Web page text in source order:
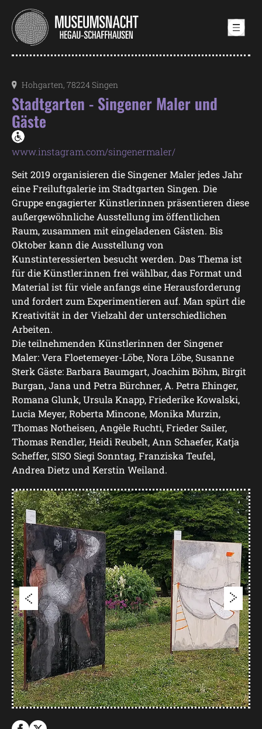
Samstag, 19. September 2026
Hohgarten, 78224 Singen
Stadtgarten - Singener Maler und
Gäste
www.instagram.com/singenermaler/
Seit 2019 organisieren die Singener Maler jedes Jahr
eine Freiluftgalerie im Stadtgarten Singen. Die
Gruppe engagierter Künstlerinnen präsentieren diese
außergewöhnliche Ausstellung im öffentlichen
Raum, zusammen mit eingeladenen Gästen. Bis
Oktober kann die Ausstellung von
Kunstinteressierten besucht werden. Das Thema ist
für die Künstler:innen frei wählbar, das Format und
Material ist für viele anfangs eine Herausforderung
und fordert zum Experimentieren auf. Man spürt die
Kreativität in der Vielzahl der unterschiedlichen
Arbeiten.
Die teilnehmenden Künstlerinnen der Singener
Maler: Vera Floetemeyer-Löbe, Nora Löbe, Susanne
Sterk Gäste: Barbara Baumgart, Joachim Böhm, Birgit
Burgan, Jana und Petra Bürchner, A. Petra Ehinger,
Romana Glunk, Ursula Knapp, Friederike Kowalski,
Lucia Meyer, Roberta Mincone, Monika Murzin,
Thomas Notheisen, Angèle Ruchti, Frieder Sailer,
Thomas Rendler, Heidi Reubelt, Ann Schaefer, Katja
Scheffer, SISO Siegi Sonntag, Franziska Teufel,
Andrea Dietz und Kerstin Weiland.